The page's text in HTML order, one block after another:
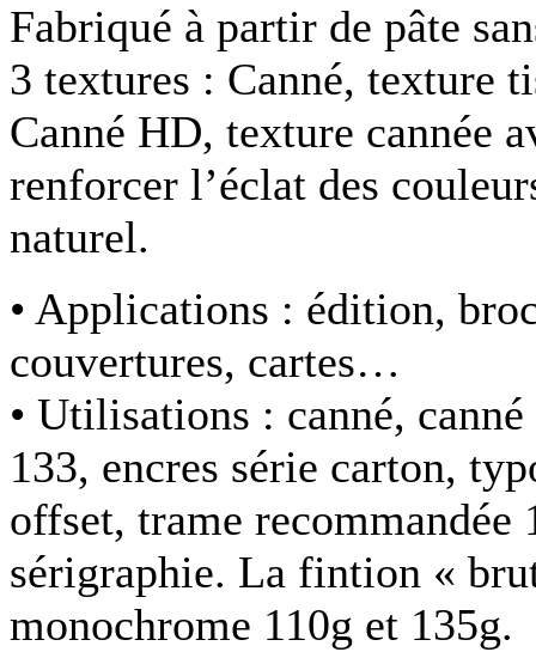
Fabriqué à partir de pâte
3 textures : Canné, texture
Canné HD, texture cannée
renforcer l’éclat des
naturel.
• Applications : édition,
couvertures, cartes…
• Utilisations : canné,
133, encres série carton,
offset, trame
sérigraphie. La fintion «
monochrome 110g et 135g.